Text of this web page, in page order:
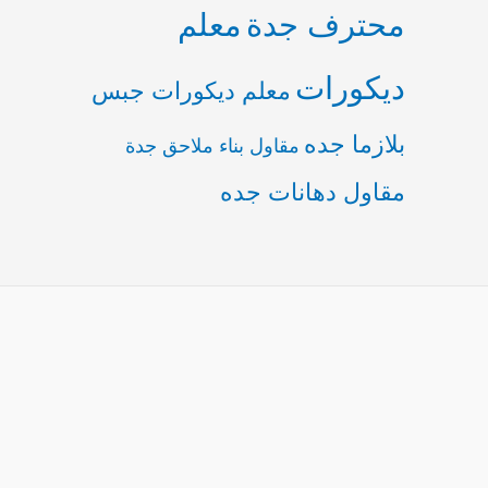
محترف جدة معلم
ديكورات معلم ديكورات جبس
بلازما جده مقاول بناء ملاحق جدة
مقاول دهانات جده